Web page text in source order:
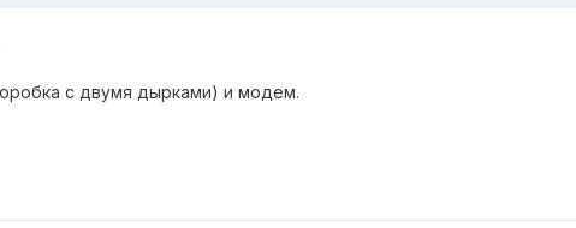
с двумя дырками) и модем.